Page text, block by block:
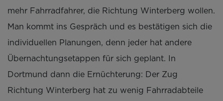
mehr Fahrradfahrer, die Richtung Winterberg wollen.
Man kommt ins Gespräch und es bestätigen sich die
individuellen Planungen, denn jeder hat andere
Übernachtungsetappen für sich geplant. In
Dortmund dann die Ernüchterung: Der Zug
Richtung Winterberg hat zu wenig Fahrradabteile